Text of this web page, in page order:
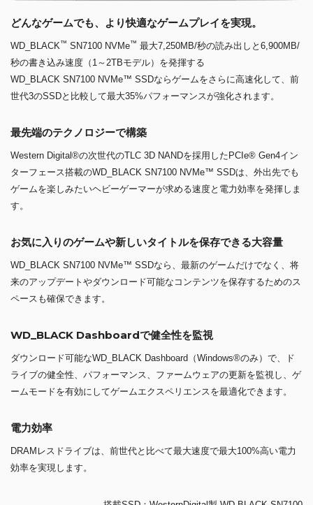
どんなゲームでも、より快適なゲームプレイを実現。
WD_BLACK™ SN7100 NVMe™ 最大7,250MB/秒の読み出しと6,900MB/
秒の書き込み速度（1～2TBモデル）を発揮する
WD_BLACK SN7100 NVMe™ SSDならゲームをさらに高速化して、前
世代3のSSDと比較して最大35%パフォーマンスが強化されます。
最先端のテクノロジーで構築
Western Digital®の次世代のTLC 3D NANDを採用したPCIe® Gen4イン
ターフェース搭載のWD_BLACK SN7100 NVMe™ SSDは、外出先でも
ゲームを楽しみたいヘビーゲーマーが求める速度と電力効率を発揮しま
す。
お気に入りのゲームや新しいタイトルを保存できる大容量
WD_BLACK SN7100 NVMe™ SSDなら、最新のゲームだけでなく、将
来のアップデートやダウンロード可能なコンテンツを保存するためのス
ペースも確保できます。
WD_BLACK Dashboardで健全性を監視
ダウンロード可能なWD_BLACK Dashboard（Windows®のみ）で、ド
ライブの健全性、パフォーマンス、ファームウェアの更新を監視し、ゲ
ームモードを有効にしてゲームエクスペリエンスを最適化できます。
電力効率
DRAMレスドライブは、前世代と比べて最大速度で最大100%高い電力
効率を実現します。